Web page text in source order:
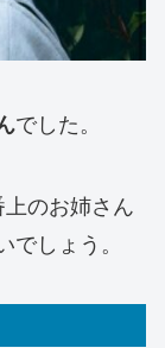
でした。
のお姉さん
しょう。